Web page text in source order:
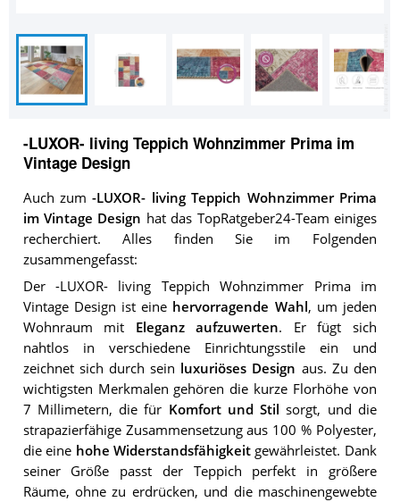
-LUXOR- living Teppich Wohnzimmer Prima im
Vintage Design
Auch zum-LUXOR- living Teppich Wohnzimmer Prima
im Vintage Design hat das TopRatgeber24-Team einiges
recherchiert. Alles finden Sie im Folgenden
zusammengefasst:
Der -LUXOR- living Teppich Wohnzimmer Prima im
Vintage Design ist eine hervorragende Wahl , um jeden
Wohnraum mit Eleganz aufzuwerten. Er fügt sich
nahtlos in verschiedene Einrichtungsstile ein und
zeichnet sich durch sein
luxuriöses Design aus. Zu den
wichtigsten Merkmalen gehören die kurze Florhöhe von
7 Millimetern, die für Komfort und Stil
sorgt, und die
strapazierfähige Zusammensetzung aus 100 % Polyester,
die eine hohe Widerstandsfähigkeit gewährleistet. Dank
seiner Größe passt der Teppich perfekt in größere
Räume, ohne zu erdrücken, und die maschinengewebte